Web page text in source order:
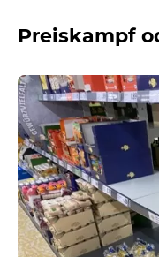
Preiskampf